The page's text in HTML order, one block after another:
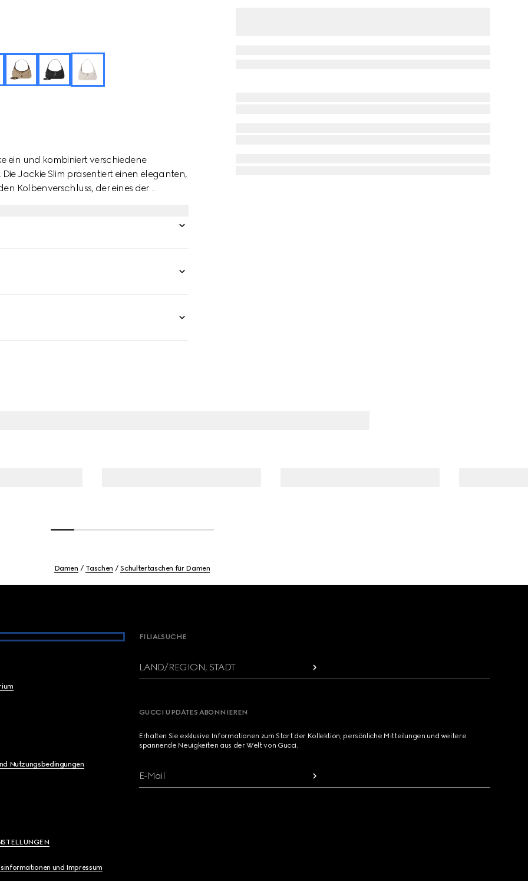
ein und kombiniert verschiedene
Jackie Slim präsentiert einen eleganten,
Kolbenverschluss, der eines der
Damen Taschen Schultertaschen für Damen
Nutzungsbedingungen
und Impressum
FILIALSUCHE
LAND/REGION, STADT
GUCCI UPDATES ABONNIEREN
Erhalten Sie exklusive Informationen zum Start der Kollektion, persönliche Mitteilungen und weitere
spannende Neuigkeiten aus der Welt von Gucci.
E-Mail